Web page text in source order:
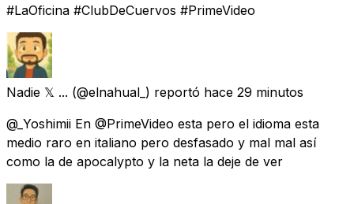
#LaOficina #ClubDeCuervos #PrimeVideo
Nadie 𝕏 ... (@elnahual_) reportó hace 29 minutos
@_Yoshimii En @PrimeVideo esta pero el idioma esta
medio raro en italiano pero desfasado y mal mal así
como la de apocalypto y la neta la deje de ver